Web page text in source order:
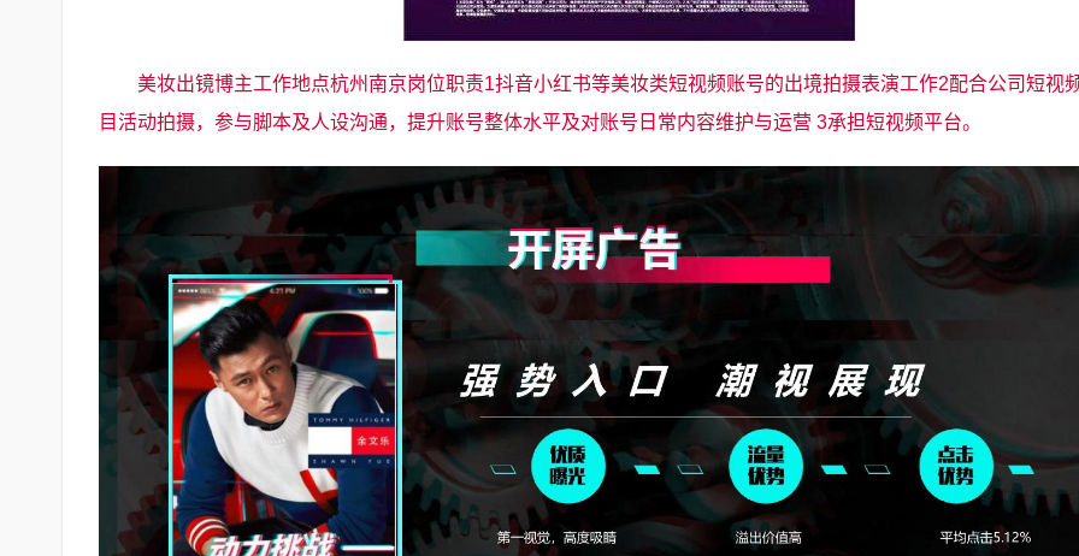
美妆出镜博主工作地点杭州南京岗位职责1抖音小红书等美妆类短视频账号的出境拍摄表演工作2配合公司短视
目活动拍摄，参与脚本及人设沟通，提升账号整体水平及对账号日常内容维护与运营 3承担短视频平台。